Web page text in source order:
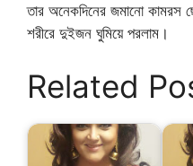
তার অনেকদিনের জমানো
শরীরে দুইজন ঘুমিয়ে পরলাম।
Related